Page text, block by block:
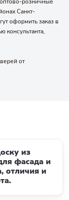
Санкт-
оформить заказ в
консультанта,
от
из
фасада и
отличия и